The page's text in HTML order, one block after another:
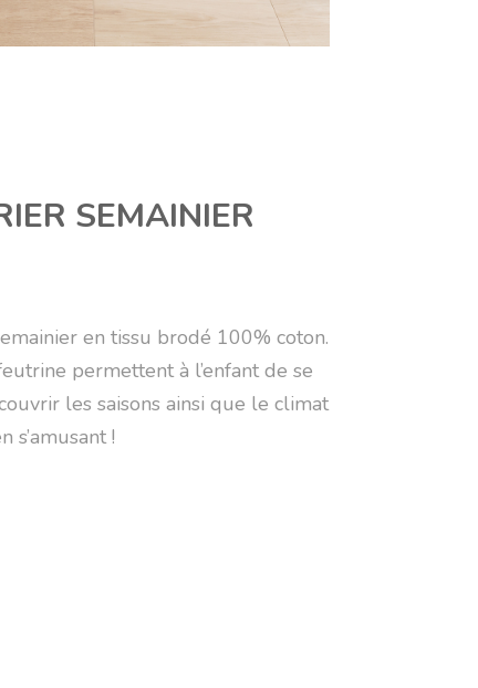
SEMAINIER
en tissu brodé 100% coton.
permettent à l’enfant de se
les saisons ainsi que le climat
s’amusant !